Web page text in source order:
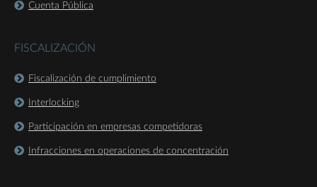
Cuenta Pública
FISCALIZACIÓN
Fiscalización de cumplimiento
Interlocking
Participación en empresas competidoras
Infracciones en operaciones de concentración